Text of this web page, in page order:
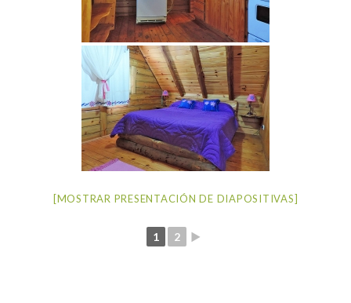
[MOSTRAR PRESENTACIÓN DE DIAPOSITIVAS]
1 2 ►